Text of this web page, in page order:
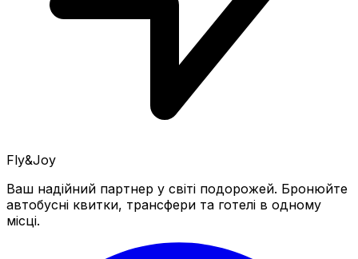
Fly&Joy
Ваш надійний партнер у світі подорожей. Бронюйте
автобусні квитки, трансфери та готелі в одному
місці.